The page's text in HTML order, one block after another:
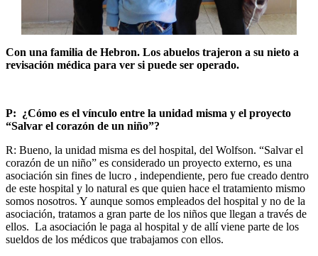
Con una familia de Hebron. Los abuelos trajeron a su nieto a
revisación médica para ver si puede ser operado.
P: ¿Cómo es el vínculo entre la unidad misma y el proyecto
“Salvar el corazón de un niño”?
R: Bueno, la unidad misma es del hospital, del Wolfson. “Salvar el
corazón de un niño” es considerado un proyecto externo, es una
asociación sin fines de lucro , independiente, pero fue creado dentro
de este hospital y lo natural es que quien hace el tratamiento mismo
somos nosotros. Y aunque somos empleados del hospital y no de la
asociación, tratamos a gran parte de los niños que llegan a través de
ellos. La asociación le paga al hospital y de allí viene parte de los
sueldos de los médicos que trabajamos con ellos.